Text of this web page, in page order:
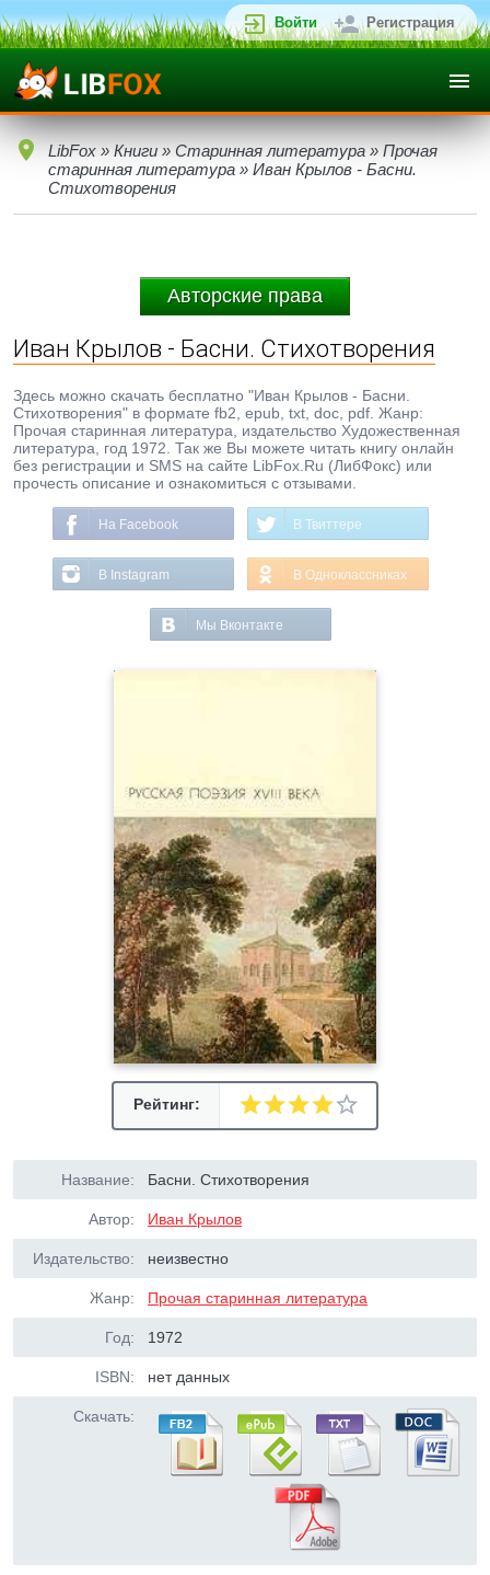
Войти Регистрация
LibFox » Книги » Старинная литература » Прочая
старинная литература » Иван Крылов - Басни.
Стихотворения
Авторские права
Иван Крылов - Басни. Стихотворения
Здесь можно скачать бесплатно "Иван Крылов - Басни.
Стихотворения" в формате fb2, epub, txt, doc, pdf. Жанр:
Прочая старинная литература, издательство Художественная
литература, год 1972. Так же Вы можете читать книгу онлайн
без регистрации и SMS на сайте LibFox.Ru (ЛибФокс) или
прочесть описание и ознакомиться с отзывами.
На Facebook В Твиттере
В Instagram В Одноклассниках
Мы Вконтакте
Рейтинг:
Название: Басни. Стихотворения
Автор: Иван Крылов
Издательство: неизвестно
Жанр: Прочая старинная литература
Год: 1972
ISBN: нет данных
Скачать: